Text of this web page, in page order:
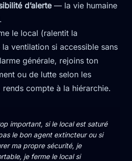
d’alerte— la vie humaine
le local (ralentit la
ventilation si accessible sans
générale, rejoins ton
ou de lutte selon les
compte à la hiérarchie.
important, si le local est saturé
le bon agent extincteur ou si
ma propre sécurité, je
je ferme le local si